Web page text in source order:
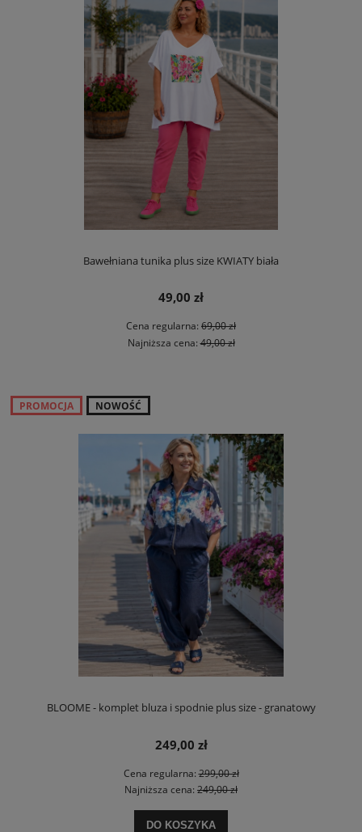
Bawełniana tunika plus size KWIATY biała
49,00 zł
Cena regularna: 69,00 zł
Najniższa cena:49,00 zł
BLOOME - komplet bluza i spodnie plus size - granatowy
249,00 zł
Cena regularna:299,00 zł
Najniższa cena: 249,00 zł
DO KOSZYKA
PROMOCJA NOWOŚĆ